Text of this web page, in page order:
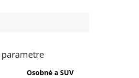
Osobné a SUV